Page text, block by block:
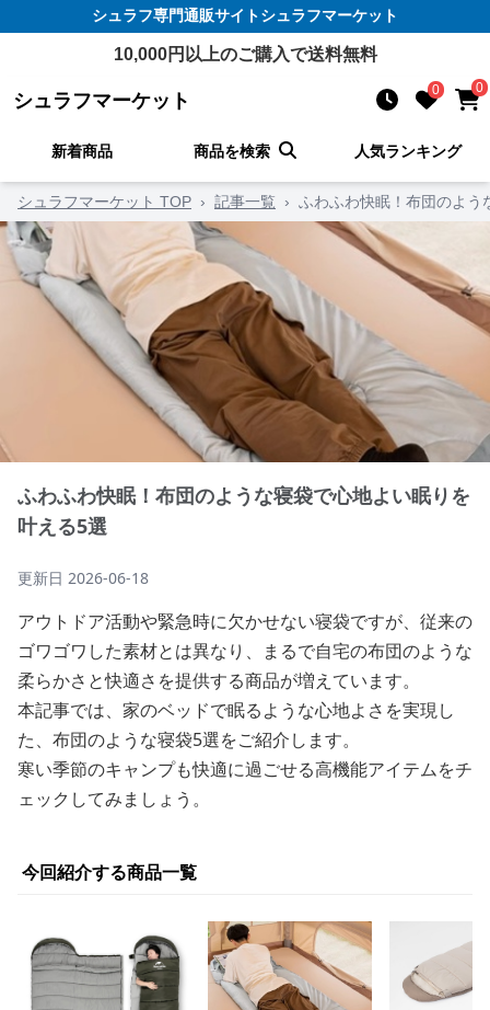
シュラフ専門通販サイトシュラフマーケット
10,000円以上のご購入で送料無料
シュラフマーケット 0 0
新着商品 商品を検索 人気ランキング
シュラフマーケット TOP › 記事一覧 › ふわふわ快眠！布団のよう
ふわふわ快眠！布団のような寝袋で心地よい眠りを
叶える5選
更新日 2026-06-18
アウトドア活動や緊急時に欠かせない寝袋ですが、従来の
ゴワゴワした素材とは異なり、まるで自宅の布団のような
柔らかさと快適さを提供する商品が増えています。
本記事では、家のベッドで眠るような心地よさを実現し
た、布団のような寝袋5選をご紹介します。
寒い季節のキャンプも快適に過ごせる高機能アイテムをチ
ェックしてみましょう。
今回紹介する商品一覧